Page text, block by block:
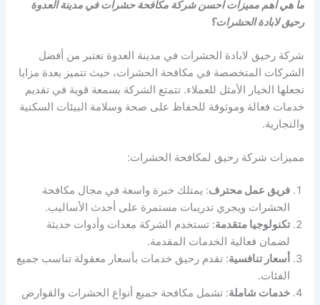
ما هي اهم مميزات احسن شركة مكافحة حشرات في مدينة العدوة
رحيق لابادة الحشرات؟
شركة رحيق لابادة الحشرات في مدينة العدوة تعتبر من أفضل
الشركات المتخصصة في مكافحة الحشرات، حيث تتميز بعدة مزايا
تجعلها الخيار الأمثل للعملاء. تتمتع الشركة بسمعة قوية في تقديم
خدمات فعالة وموثوقة للحفاظ على صحة وسلامة البيئات السكنية
والتجارية.
مميزات شركة رحيق لمكافحة الحشرات:
فريق عمل محترف: يمتلك خبرة واسعة في مجال مكافحة
الحشرات ويجري تدريبات مستمرة على أحدث الأساليب.
تكنولوجيا متقدمة: تستخدم الشركة معدات وأدوات حديثة
لضمان فعالية الخدمات المقدمة.
أسعار تنافسية: تقدم رحيق خدمات بأسعار معقولة تناسب جميع
الفئات.
خدمات شاملة: تشمل مكافحة جميع أنواع الحشرات والقوارض